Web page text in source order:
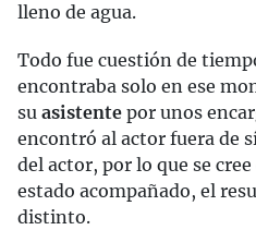
lleno de agua.
Todo fue cuestión de
encontraba solo en ese
su asistente por unos
encontró al actor fuera de
del actor, por lo que se
estado acompañado, el
distinto.